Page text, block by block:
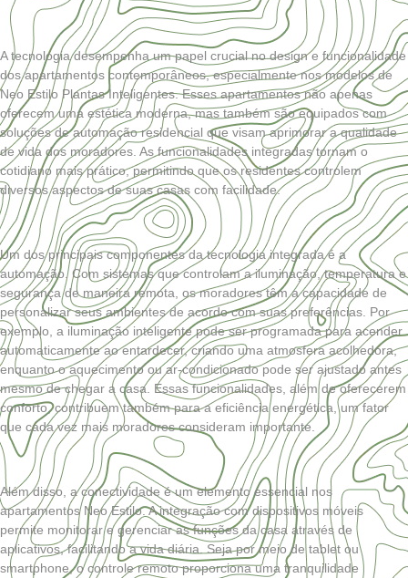
A tecnologia desempenha um papel crucial no design e funcionalidade
dos apartamentos contemporâneos, especialmente nos modelos de
Neo Estilo Plantas Inteligentes. Esses apartamentos não apenas
oferecem uma estética moderna, mas também são equipados com
soluções de automação residencial que visam aprimorar a qualidade
de vida dos moradores. As funcionalidades integradas tornam o
cotidiano mais prático, permitindo que os residentes controlem
diversos aspectos de suas casas com facilidade.
Um dos principais componentes da tecnologia integrada é a
automação. Com sistemas que controlam a iluminação, temperatura e
segurança de maneira remota, os moradores têm a capacidade de
personalizar seus ambientes de acordo com suas preferências. Por
exemplo, a iluminação inteligente pode ser programada para acender
automaticamente ao entardecer, criando uma atmosfera acolhedora,
enquanto o aquecimento ou ar-condicionado pode ser ajustado antes
mesmo de chegar a casa. Essas funcionalidades, além de oferecerem
conforto, contribuem também para a eficiência energética, um fator
que cada vez mais moradores consideram importante.
Além disso, a conectividade é um elemento essencial nos
apartamentos Neo Estilo. A integração com dispositivos móveis
permite monitorar e gerenciar as funções da casa através de
aplicativos, facilitando a vida diária. Seja por meio de tablet ou
smartphone, o controle remoto proporciona uma tranquilidade